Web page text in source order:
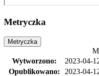
Metryczka
Metryczka
Wytworzono:
2023-04-
Opublikowano:
2023-04-